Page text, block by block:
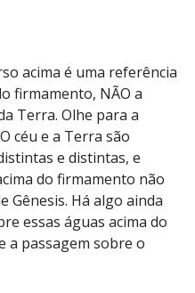
acima é uma referência
firmamento, NÃO a
Terra. Olhe para a
céu e a Terra são
e distintas, e
do firmamento não
Gênesis. Há algo ainda
essas águas acima do
a passagem sobre o